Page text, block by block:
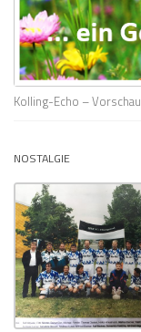
Kolling-Echo – Vorschau
NOSTALGIE